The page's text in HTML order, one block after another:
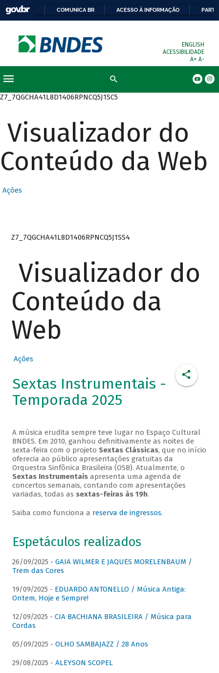
COMUNICA BR ACESSO À INFORMAÇÃO
ENGLISH
ACESSIBILIDADE
A+ A-
Z7_7QGCHA41L8D1406RPNCQ5J1SC5
Visualizador do
Conteúdo da Web
Ações
Z7_7QGCHA41L8D1406RPNCQ5J1SS4
Visualizador do
Conteúdo da
Web
Ações
Sextas Instrumentais -
Temporada 2025
A música erudita sempre teve lugar no Espaço Cultural
BNDES. Em 2010, ganhou definitivamente as noites de
sexta-feira com o projeto Sextas Clássicas, que no início
oferecia ao público apresentações gratuitas da
Orquestra Sinfônica Brasileira (OSB). Atualmente, o
Sextas Instrumentaisapresenta uma agenda de
concertos semanais, contando com apresentações
variadas, todas as sextas-feiras às 19h.
Saiba como funciona a reserva de ingressos.
Espetáculos realizados
26/09/2025 - GAIA WILMER E JAQUES MORELENBAUM /
Trem das Cores
19/09/2025 - EDUARDO ANTONELLO / Música Antiga:
Ontem, Hoje e Sempre!
12/09/2025 - CIA BACHIANA BRASILEIRA / Música para
Cordas
05/09/2025 - OLHO SAMBAJAZZ / 28 Anos
29/08/2025 - ALEYSON SCOPEL